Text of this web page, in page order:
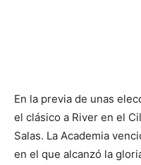
En la previa de unas
el clásico a River en el
Salas. La Academia
en el que alcanzó la